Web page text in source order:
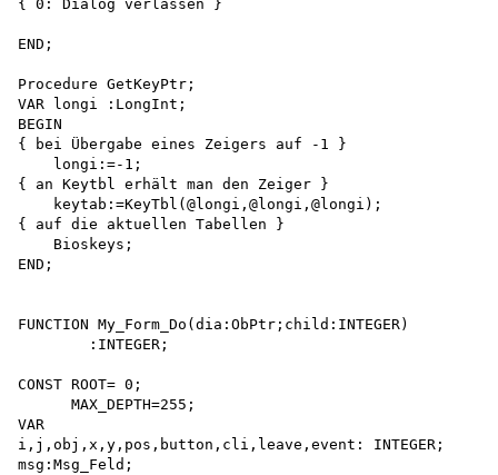
{ 0: Dialog verlassen }
END;
Procedure GetKeyPtr;
VAR longi :LongInt;
BEGIN
{ bei Übergabe eines Zeigers auf -1 }
    longi:=-1;
{ an Keytbl erhält man den Zeiger }
    keytab:=KeyTbl(@longi,@longi,@longi);
{ auf die aktuellen Tabellen }
    Bioskeys;
END;
FUNCTION My_Form_Do(dia:ObPtr;child:INTEGER)
        :INTEGER;
CONST ROOT= 0;
      MAX_DEPTH=255;
VAR
i,j,obj,x,y,pos,button,cli,leave,event: INTEGER;
msg:Msg_Feld;